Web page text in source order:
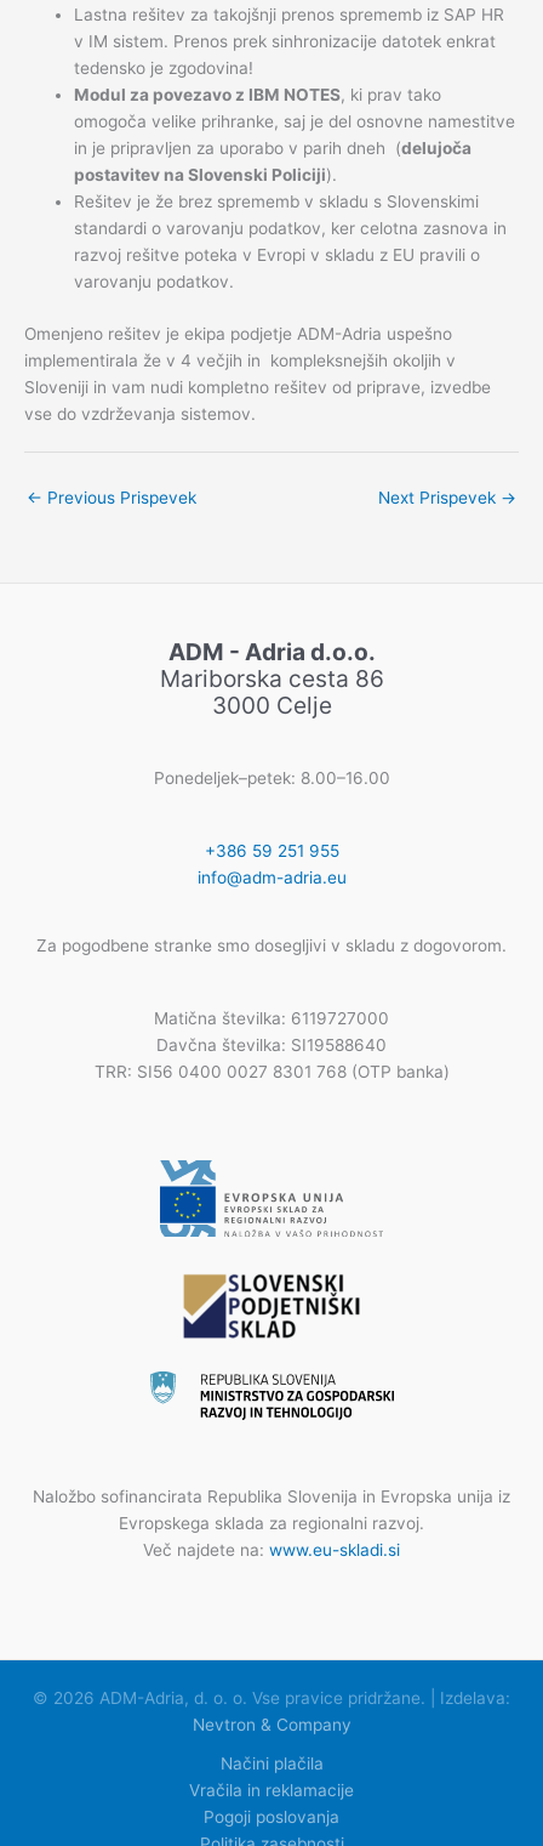
Lastna rešitev za takojšnji prenos sprememb iz SAP HR
v IM sistem. Prenos prek sinhronizacije datotek enkrat
tedensko je zgodovina!
Modul za povezavo z IBM NOTES, ki prav tako
omogoča velike prihranke, saj je del osnovne namestitve
in je pripravljen za uporabo v parih dneh (delujoča
postavitev na Slovenski Policiji).
Rešitev je že brez sprememb v skladu s Slovenskimi
standardi o varovanju podatkov, ker celotna zasnova in
razvoj rešitve poteka v Evropi v skladu z EU pravili o
varovanju podatkov.
Omenjeno rešitev je ekipa podjetje ADM-Adria uspešno
implementirala že v 4 večjih in kompleksnejših okoljih v
Sloveniji in vam nudi kompletno rešitev od priprave, izvedbe
vse do vzdrževanja sistemov.
← Previous Prispevek Next Prispevek →
ADM - Adria d.o.o.
Mariborska cesta 86
3000 Celje
Ponedeljek–petek: 8.00–16.00
+386 59 251 955
info@adm-adria.eu
Za pogodbene stranke smo dosegljivi v skladu z dogovorom.
Matična številka: 6119727000
Davčna številka: SI19588640
TRR: SI56 0400 0027 8301 768 (OTP banka)
Naložbo sofinancirata Republika Slovenija in Evropska unija iz
Evropskega sklada za regionalni razvoj.
Več najdete na: www.eu-skladi.si
© 2026 ADM-Adria, d. o. o. Vse pravice pridržane. | Izdelava:
Nevtron & Company
Načini plačila
Vračila in reklamacije
Pogoji poslovanja